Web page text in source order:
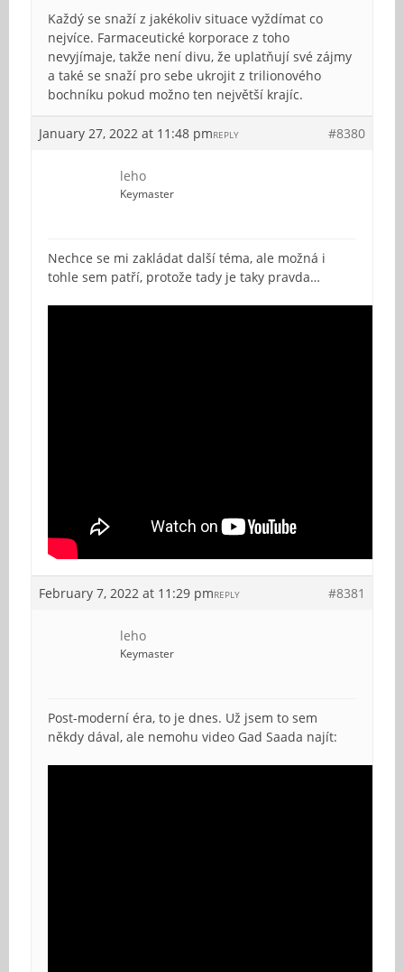
Každý se snaží z jakékoliv situace vyždímat co
nejvíce. Farmaceutické korporace z toho
nevyjímaje, takže není divu, že uplatňují své zájmy
a také se snaží pro sebe ukrojit z trilionového
bochníku pokud možno ten největší krajíc.
January 27, 2022 at 11:48 pm #8380
REPLY
leho
Keymaster
Nechce se mi zakládat další téma, ale možná i
tohle sem patří, protože tady je taky pravda…
February 7, 2022 at 11:29 pm #8381
REPLY
leho
Keymaster
Post-moderní éra, to je dnes. Už jsem to sem
někdy dával, ale nemohu video Gad Saada najít: